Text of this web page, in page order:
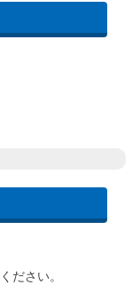
ださい。